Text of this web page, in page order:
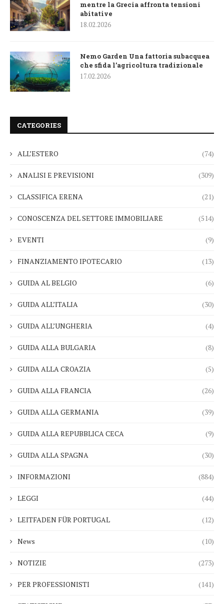
mentre la Grecia affronta tensioni
abitative
18.02.2026
Nemo Garden Una fattoria subacquea
che sfida l’agricoltura tradizionale
17.02.2026
CATEGORIES
ALL’ESTERO (74)
ANALISI E PREVISIONI (309)
CLASSIFICA ERENA (21)
CONOSCENZA DEL SETTORE IMMOBILIARE (514)
EVENTI (9)
FINANZIAMENTO IPOTECARIO (13)
GUIDA AL BELGIO (6)
GUIDA ALL’ITALIA (30)
GUIDA ALL’UNGHERIA (4)
GUIDA ALLA BULGARIA (8)
GUIDA ALLA CROAZIA (5)
GUIDA ALLA FRANCIA (26)
GUIDA ALLA GERMANIA (39)
GUIDA ALLA REPUBBLICA CECA (9)
GUIDA ALLA SPAGNA (30)
INFORMAZIONI (884)
LEGGI (44)
LEITFADEN FÜR PORTUGAL (12)
News (10)
NOTIZIE (273)
PER PROFESSIONISTI (141)